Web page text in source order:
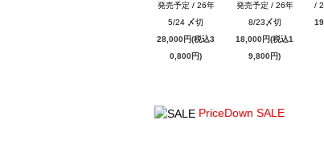
発売予定 / 26年
5/24 〆切
28,000円(税込3
0,800円)
発売予定 / 26年
8/23〆切
18,000円(税込1
9,800円)
/
PriceDown SALE